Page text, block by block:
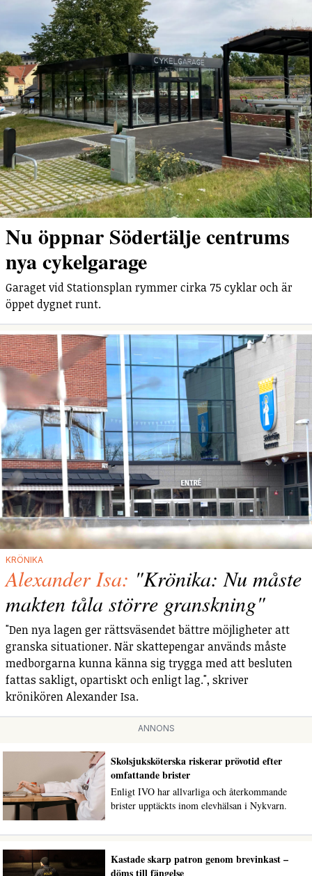
Nu öppnar Södertälje centrums
nya cykelgarage
Garaget vid Stationsplan rymmer cirka 75 cyklar och är
öppet dygnet runt.
KRÖNIKA
Alexander Isa: "Krönika: Nu måste
makten tåla större granskning"
"Den nya lagen ger rättsväsendet bättre möjligheter att
granska situationer. När skattepengar används måste
medborgarna kunna känna sig trygga med att besluten
fattas sakligt, opartiskt och enligt lag.", skriver
krönikören Alexander Isa.
ANNONS
Skolsjuksköterska riskerar prövotid efter
omfattande brister
Enligt IVO har allvarliga och återkommande
brister upptäckts inom elevhälsan i Nykvarn.
Kastade skarp patron genom brevinkast –
döms till fängelse